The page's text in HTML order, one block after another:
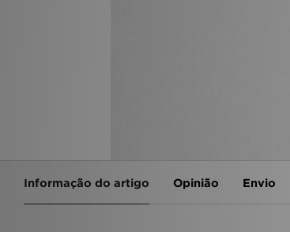
Informação do artigo Opinião Envio